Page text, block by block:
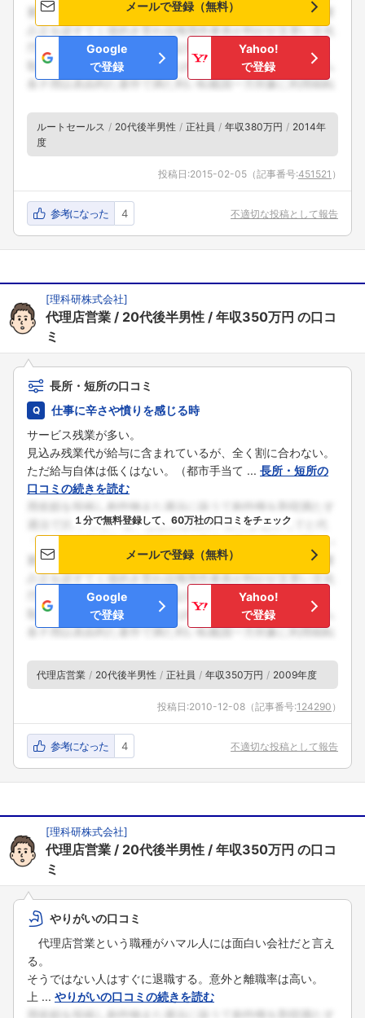
フォローしました
こちらの企業もフォローしませんか？
メールで登録（無料）
Google
で登録
Yahoo!
で登録
ルートセールス 20代後半男性 正社員 年収380万円
2014年
度
投稿日:2015-02-05 （記事番号:451521 ）
参考になった 4 不適切な投稿として報告
[理科研株式会社]
代理店営業 20代後半男性 年収350万円 の口コ
ミ
長所・短所の口コミ
仕事に辛さや憤りを感じる時
サービス残業が多い。
見込み残業代が給与に含まれているが、全く割に合わない。
ただ給与自体は低くはない。（都市手当て ... 長所・短所の
口コミの続きを読む
１分で無料登録して、60万社の口コミをチェック
メールで登録（無料）
Google
で登録
Yahoo!
で登録
代理店営業 20代後半男性 正社員 年収350万円 2009年度
投稿日:2010-12-08 （記事番号:124290 ）
参考になった 4 不適切な投稿として報告
[理科研株式会社]
代理店営業 20代後半男性 年収350万円 の口コ
ミ
やりがいの口コミ
代理店営業という職種がハマル人には面白い会社だと言え
る。
そうではない人はすぐに退職する。意外と離職率は高い。
上 ... やりがいの口コミの続きを読む